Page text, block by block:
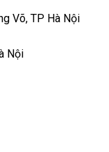
Võ, TP Hà Nội
Nội